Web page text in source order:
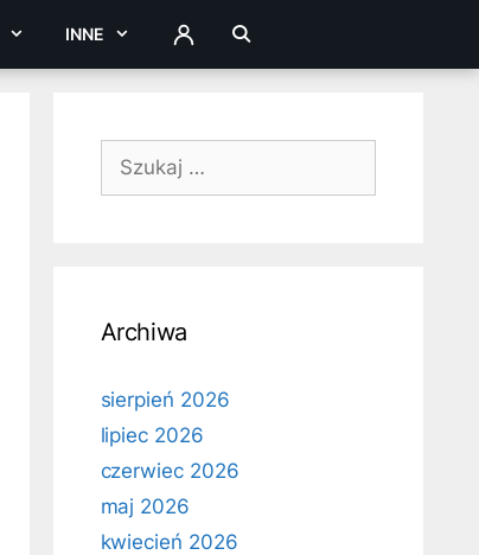
INNE ZALOGUJ
Szukaj:
Archiwa
sierpień 2026
lipiec 2026
czerwiec 2026
maj 2026
kwiecień 2026